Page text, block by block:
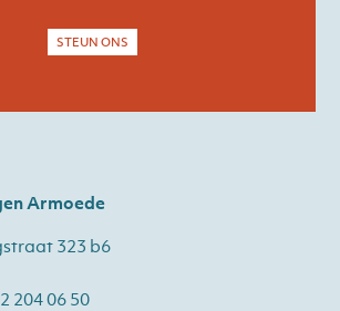
STEUN ONS
Armoede
323 b6
204 06 50